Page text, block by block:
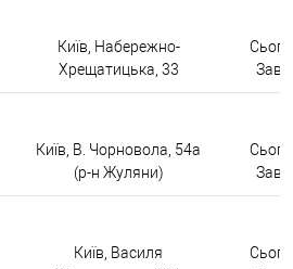
Київ, Набережно-
Хрещатицька, 33
Київ, В. Чорновола, 54а
(р-н Жуляни)
Київ, Василя